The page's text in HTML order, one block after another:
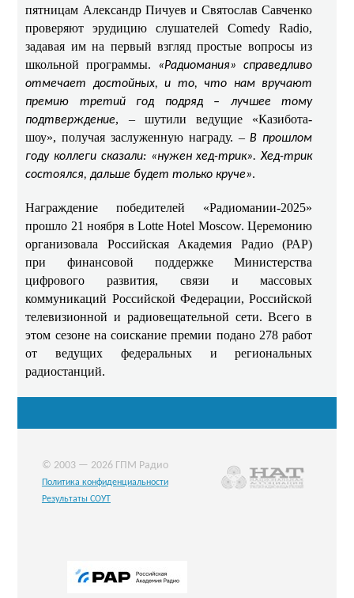
пятницам Александр Пичуев и Святослав Савченко
проверяют эрудицию слушателей Comedy Radio,
задавая им на первый взгляд простые вопросы из
школьной программы. «Радиомания» справедливо
отмечает достойных, и то, что нам вручают
премию третий год подряд – лучшее тому
подтверждение, – шутили ведущие «Казибота-
шоу», получая заслуженную награду. –В прошлом
году коллеги сказали: «нужен хед-трик». Хед-трик
состоялся, дальше будет только круче».
Награждение победителей «Радиомании-2025»
прошло 21 ноября в Lotte Hotel Moscow. Церемонию
организовала Российская Академия Радио (РАР)
при финансовой поддержке Министерства
цифрового развития, связи и массовых
коммуникаций Российской Федерации, Российской
телевизионной и радиовещательной сети. Всего в
этом сезоне на соискание премии подано 278 работ
от ведущих федеральных и региональных
радиостанций.
© 2003 — 2026 ГПМ Радио
Политика конфиденциальности
Результаты СОУТ